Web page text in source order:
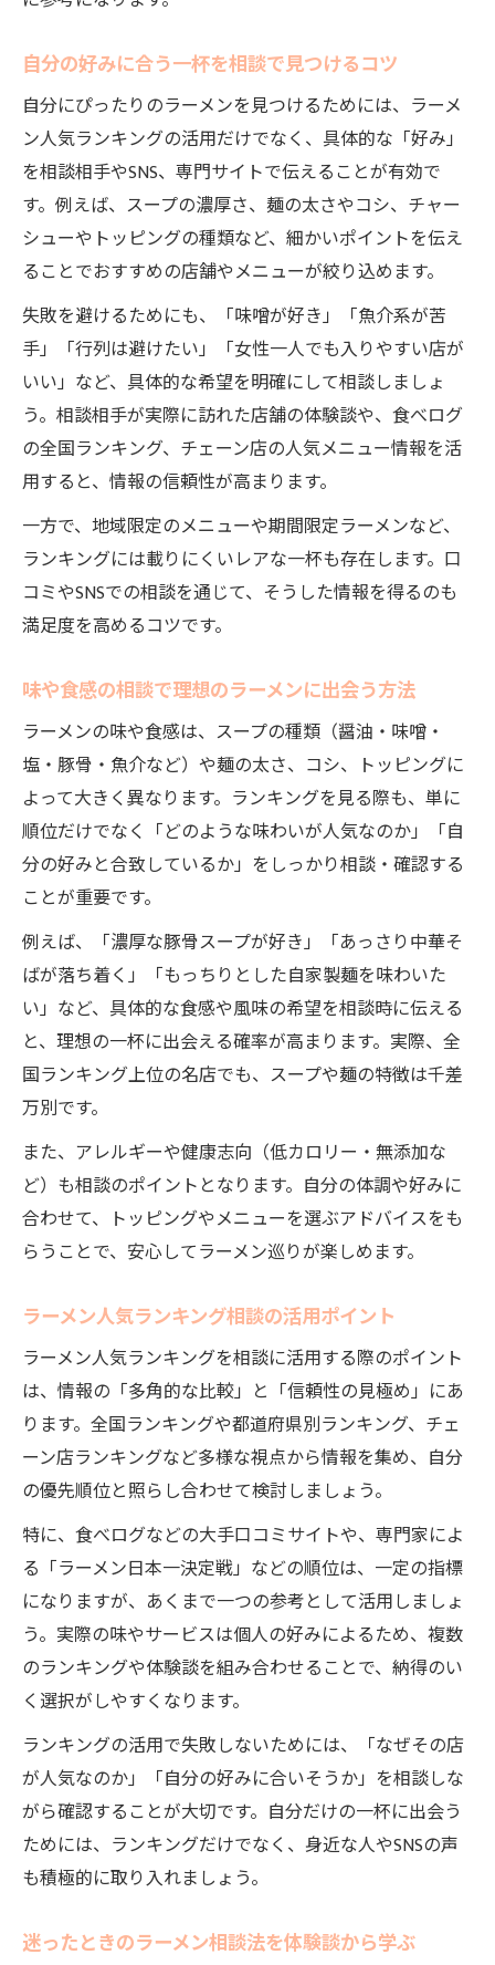
相談で分かる人気ラーメンの選び方の実例
行列に迷わないための比較相談テクニック
行列回避のためのラーメン相談活用術
人気ランキング相談で並ばずに楽しむ方法
混雑状況を相談で事前に把握するテクニッ
ク
ラーメン相談を使った店舗比較のコツ
相談で分かる行列のできる人気ラーメン店
事情
全国人気ランキングから選ぶ楽しみ方
全国ラーメン人気ランキング相談の活用術
相談を通して広がる全国ラーメン巡りの魅
全国ランキング相談で見つける隠れた名店
ラーメン人気ランキング相談で旅行プラン
作成
案
味噌や豚骨で見つける最適な一杯の相談法
味噌や豚骨ラーメン相談による最適な選び
方
人気ランキング相談で好きな味を深掘り体
験
相談で広がる味噌豚骨ラーメンの世界
ラーメン人気ランキング相談と味の探究法
好み相談から見つける味噌豚骨の名店
自分の好みに合う一杯を相談で見つけるコツ
自分にぴったりのラーメンを見つけるためには、ラーメ
ン人気ランキングの活用だけでなく、具体的な「好み」
を相談相手やSNS、専門サイトで伝えることが有効で
す。例えば、スープの濃厚さ、麺の太さやコシ、チャー
シューやトッピングの種類など、細かいポイントを伝え
ることでおすすめの店舗やメニューが絞り込めます。
失敗を避けるためにも、「味噌が好き」「魚介系が苦
手」「行列は避けたい」「女性一人でも入りやすい店が
いい」など、具体的な希望を明確にして相談しましょ
う。相談相手が実際に訪れた店舗の体験談や、食べログ
の全国ランキング、チェーン店の人気メニュー情報を活
用すると、情報の信頼性が高まります。
一方で、地域限定のメニューや期間限定ラーメンなど、
ランキングには載りにくいレアな一杯も存在します。口
コミやSNSでの相談を通じて、そうした情報を得るのも
満足度を高めるコツです。
味や食感の相談で理想のラーメンに出会う方法
ラーメンの味や食感は、スープの種類（醤油・味噌・
塩・豚骨・魚介など）や麺の太さ、コシ、トッピングに
よって大きく異なります。ランキングを見る際も、単に
順位だけでなく「どのような味わいが人気なのか」「自
分の好みと合致しているか」をしっかり相談・確認する
ことが重要です。
例えば、「濃厚な豚骨スープが好き」「あっさり中華そ
ばが落ち着く」「もっちりとした自家製麺を味わいた
い」など、具体的な食感や風味の希望を相談時に伝える
と、理想の一杯に出会える確率が高まります。実際、全
国ランキング上位の名店でも、スープや麺の特徴は千差
万別です。
また、アレルギーや健康志向（低カロリー・無添加な
ど）も相談のポイントとなります。自分の体調や好みに
合わせて、トッピングやメニューを選ぶアドバイスをも
らうことで、安心してラーメン巡りが楽しめます。
ラーメン人気ランキング相談の活用ポイント
ラーメン人気ランキングを相談に活用する際のポイント
は、情報の「多角的な比較」と「信頼性の見極め」にあ
ります。全国ランキングや都道府県別ランキング、チェ
ーン店ランキングなど多様な視点から情報を集め、自分
の優先順位と照らし合わせて検討しましょう。
特に、食べログなどの大手口コミサイトや、専門家によ
る「ラーメン日本一決定戦」などの順位は、一定の指標
になりますが、あくまで一つの参考として活用しましょ
う。実際の味やサービスは個人の好みによるため、複数
のランキングや体験談を組み合わせることで、納得のい
く選択がしやすくなります。
ランキングの活用で失敗しないためには、「なぜその店
が人気なのか」「自分の好みに合いそうか」を相談しな
がら確認することが大切です。自分だけの一杯に出会う
ためには、ランキングだけでなく、身近な人やSNSの声
も積極的に取り入れましょう。
迷ったときのラーメン相談法を体験談から学ぶ